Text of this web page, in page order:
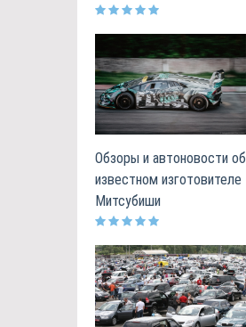
Обзоры и автоновости об
известном изготовителе
Митсубиши